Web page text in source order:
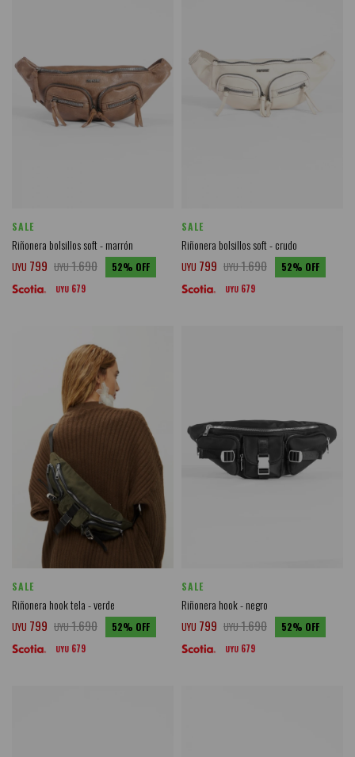
SALE
Riñonera bolsillos soft - marrón
UYU 799 UYU1.690 52
UYU 679
SALE
Riñonera bolsillos soft - crudo
UYU 799 UYU1.690 52
UYU 679
SALE
Riñonera hook tela - verde
UYU 799 UYU1.690 52
UYU 679
SALE
Riñonera hook - negro
UYU 799 UYU1.690 52
UYU 679